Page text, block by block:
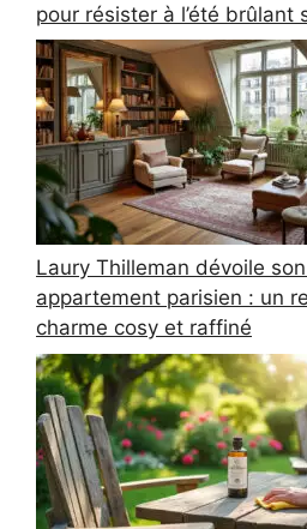
pour résister à l’été brûlant
Laury Thilleman dévoile
appartement parisien : un
charme cosy et raffiné